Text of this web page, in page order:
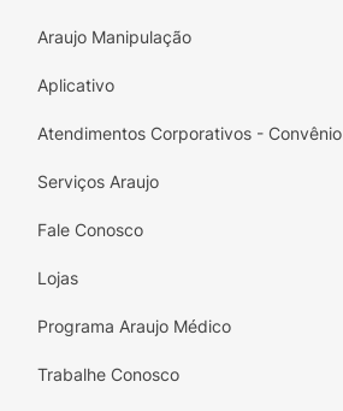
Araujo Manipulação
Aplicativo
Atendimentos Corporativos - Convênio
Serviços Araujo
Fale Conosco
Lojas
Programa Araujo Médico
Trabalhe Conosco